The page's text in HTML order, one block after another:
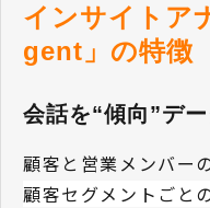
インサイト
gent」の特徴
会話を“傾向”デ
顧客と営業メンバー
顧客セグメントごと